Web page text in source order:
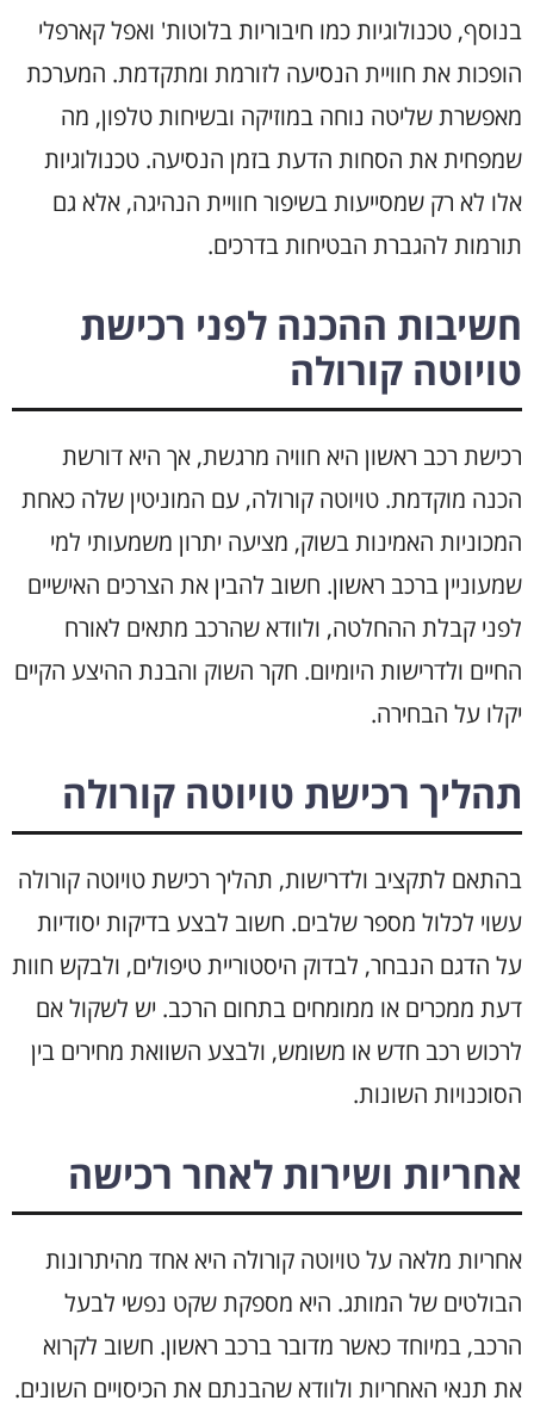
בנוסף, טכנולוגיות כמו חיבוריות בלוטות' ואפל קארפלי
הופכות את חוויית הנסיעה לזורמת ומתקדמת. המערכת
מאפשרת שליטה נוחה במוזיקה ובשיחות טלפון, מה
שמפחית את הסחות הדעת בזמן הנסיעה. טכנולוגיות
אלו לא רק שמסייעות בשיפור חוויית הנהיגה, אלא גם
תורמות להגברת הבטיחות בדרכים.
חשיבות ההכנה לפני רכישת
טויוטה קורולה
רכישת רכב ראשון היא חוויה מרגשת, אך היא דורשת
הכנה מוקדמת. טויוטה קורולה, עם המוניטין שלה כאחת
המכוניות האמינות בשוק, מציעה יתרון משמעותי למי
שמעוניין ברכב ראשון. חשוב להבין את הצרכים האישיים
לפני קבלת ההחלטה, ולוודא שהרכב מתאים לאורח
החיים ולדרישות היומיום. חקר השוק והבנת ההיצע הקיים
יקלו על הבחירה.
תהליך רכישת טויוטה קורולה
בהתאם לתקציב ולדרישות, תהליך רכישת טויוטה קורולה
עשוי לכלול מספר שלבים. חשוב לבצע בדיקות יסודיות
על הדגם הנבחר, לבדוק היסטוריית טיפולים, ולבקש חוות
דעת ממכרים או ממומחים בתחום הרכב. יש לשקול אם
לרכוש רכב חדש או משומש, ולבצע השוואת מחירים בין
הסוכנויות השונות.
אחריות ושירות לאחר רכישה
אחריות מלאה על טויוטה קורולה היא אחד מהיתרונות
הבולטים של המותג. היא מספקת שקט נפשי לבעל
הרכב, במיוחד כאשר מדובר ברכב ראשון. חשוב לקרוא
את תנאי האחריות ולוודא שהבנתם את הכיסויים השונים.